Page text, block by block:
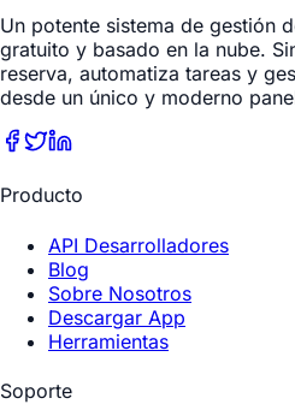
Un potente sistema de gestión
gratuito y basado en la nube.
reserva, automatiza tareas y
desde un único y moderno
Producto
API Desarrolladores
Blog
Sobre Nosotros
Descargar App
Herramientas
Soporte